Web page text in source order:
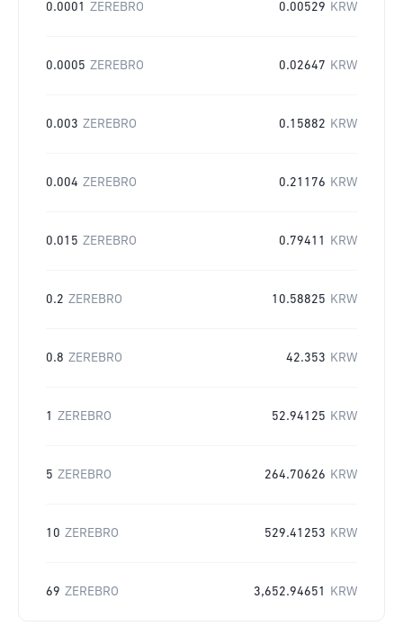
0.0001 ZEREBRO 0.00529 KRW
0.0005 ZEREBRO 0.02647 KRW
0.003 ZEREBRO 0.15882 KRW
0.004 ZEREBRO 0.21176 KRW
0.015 ZEREBRO 0.79411 KRW
0.2 ZEREBRO 10.58825 KRW
0.8 ZEREBRO 42.353 KRW
1 ZEREBRO 52.94125 KRW
5 ZEREBRO 264.70626 KRW
10 ZEREBRO 529.41253 KRW
69 ZEREBRO 3,652.94651 KRW